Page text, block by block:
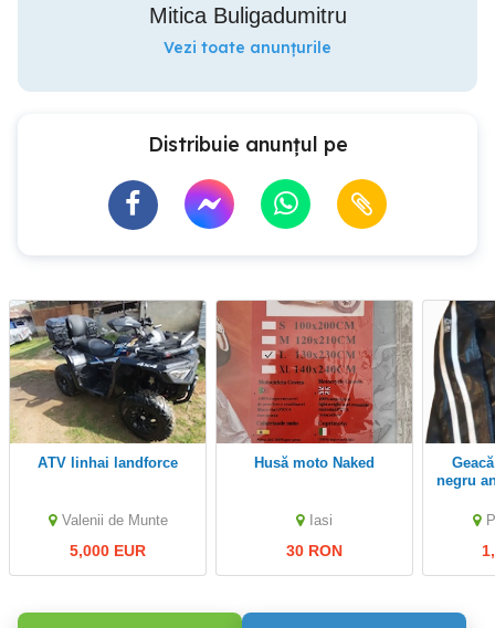
Mitica Buligadumitru
Vezi toate anunțurile
Distribuie anunțul pe
ATV linhai landforce
Valenii de Munte
5,000 EUR
Husă moto Naked
Iasi
30 RON
Geacă piele Rayvolt,
negru